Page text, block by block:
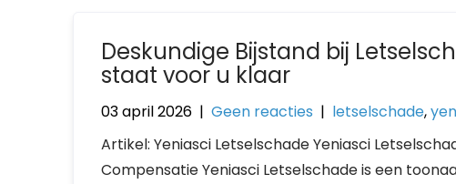
Deskundige Bijstand bij
staat voor u klaar
03 april 2026 | Geen reacties | letselschade,
Artikel: Yeniasci Letselschade Yeniasci
Compensatie Yeniasci Letselschade is een